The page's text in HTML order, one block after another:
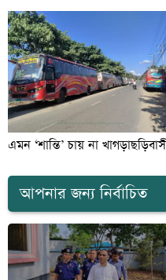
এমন ‘শান্তি’ চায় না
আপনার জন্য নির্বাচিত